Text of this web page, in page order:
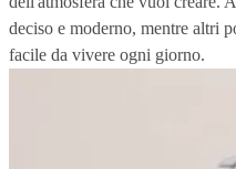
deciso e moderno, mentre altri
facile da vivere ogni giorno.